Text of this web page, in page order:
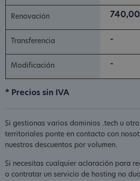
-
-
* Precios sin IVA
Si gestionas varios dominios .tech u
territoriales ponte en contacto con
nuestros descuentos por volumen.
Si necesitas cualquier aclaración para
o contratar un servicio de hosting no